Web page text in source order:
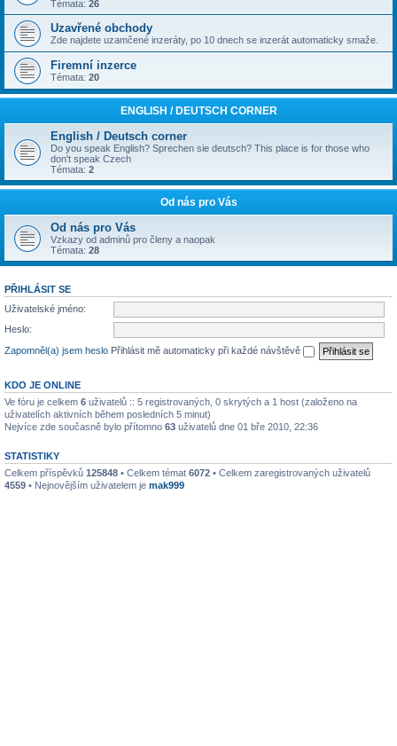
Témata: 26
Uzavřené obchody
Zde najdete uzamčené inzeráty, po 10 dnech se inzerát automaticky smaže.
Firemní inzerce
Témata: 20
ENGLISH / DEUTSCH CORNER
English / Deutsch corner
Do you speak English? Sprechen sie deutsch? This place is for those who
don't speak Czech
Témata: 2
Od nás pro Vás
Od nás pro Vás
Vzkazy od adminů pro členy a naopak
Témata: 28
PŘIHLÁSIT SE
Uživatelské jméno:
Heslo:
Zapomněl(a) jsem heslo Přihlásit mě automaticky při každé návštěvě
KDO JE ONLINE
Ve fóru je celkem 6 uživatelů :: 5 registrovaných, 0 skrytých a 1 host (založeno na
uživatelích aktivních během posledních 5 minut)
Nejvíce zde současně bylo přítomno 63 uživatelů dne 01 bře 2010, 22:36
STATISTIKY
Celkem příspěvků 125848 • Celkem témat 6072 • Celkem zaregistrovaných uživatelů
4559 • Nejnovějším uživatelem je mak999